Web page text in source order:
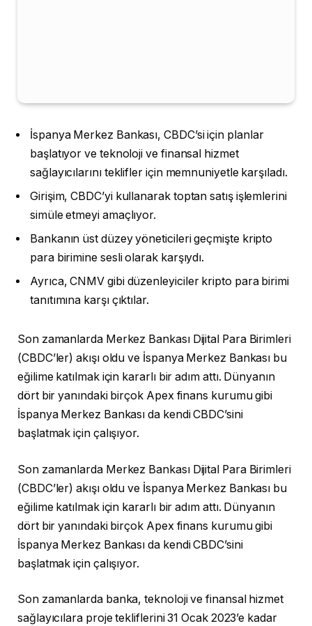
İspanya Merkez Bankası, CBDC’si için planlar
başlatıyor ve teknoloji ve finansal hizmet
sağlayıcılarını teklifler için memnuniyetle karşıladı.
Girişim, CBDC’yi kullanarak toptan satış işlemlerini
simüle etmeyi amaçlıyor.
Bankanın üst düzey yöneticileri geçmişte kripto
para birimine sesli olarak karşıydı.
Ayrıca, CNMV gibi düzenleyiciler kripto para birimi
tanıtımına karşı çıktılar.
Son zamanlarda Merkez Bankası Dijital Para Birimleri
(CBDC’ler) akışı oldu ve İspanya Merkez Bankası bu
eğilime katılmak için kararlı bir adım attı. Dünyanın
dört bir yanındaki birçok Apex finans kurumu gibi
İspanya Merkez Bankası da kendi CBDC’sini
başlatmak için çalışıyor.
Son zamanlarda Merkez Bankası Dijital Para Birimleri
(CBDC’ler) akışı oldu ve İspanya Merkez Bankası bu
eğilime katılmak için kararlı bir adım attı. Dünyanın
dört bir yanındaki birçok Apex finans kurumu gibi
İspanya Merkez Bankası da kendi CBDC’sini
başlatmak için çalışıyor.
Son zamanlarda banka, teknoloji ve finansal hizmet
sağlayıcılara proje tekliflerini 31 Ocak 2023’e kadar